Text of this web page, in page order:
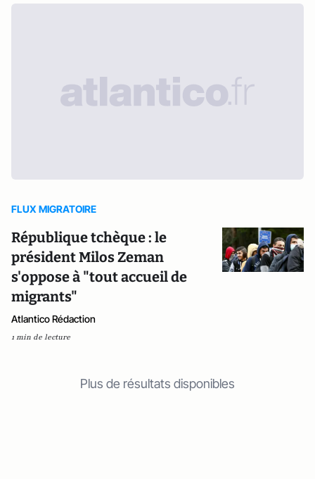
FLUX MIGRATOIRE
République tchèque : le
président Milos Zeman
s'oppose à "tout accueil de
migrants"
Atlantico Rédaction
1 min de lecture
Plus de résultats disponibles